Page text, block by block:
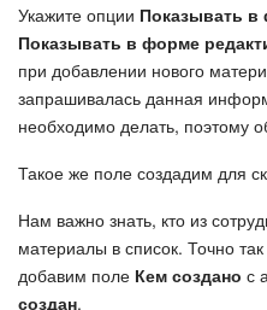
Укажите опции Показывать
Показывать в форме
при добавлении нового
запрашивалась данная
необходимо делать, поэтому
Такое же поле создадим для
Нам важно знать, кто из
материалы в список. Точно
добавим поле Кем создано с
создан.